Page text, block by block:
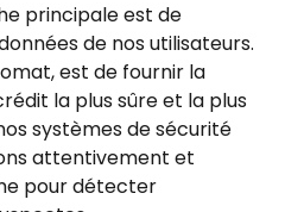
principale est de
de nos utilisateurs.
est de fournir la
la plus sûre et la plus
systèmes de sécurité
attentivement et
pour détecter